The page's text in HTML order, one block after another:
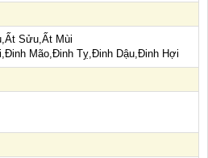
Sửu,Ất Mùi
Mão,Đinh Tỵ,Đinh Dậu,Đinh Hợi